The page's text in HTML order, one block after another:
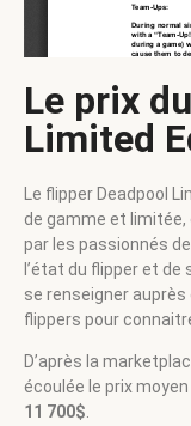
Le prix
Limited
Le flipper Deadpool
de gamme et
par les passionnés
l’état du flipper et
se renseigner
flippers pour
D’après la
écoulée le prix
11 700$.